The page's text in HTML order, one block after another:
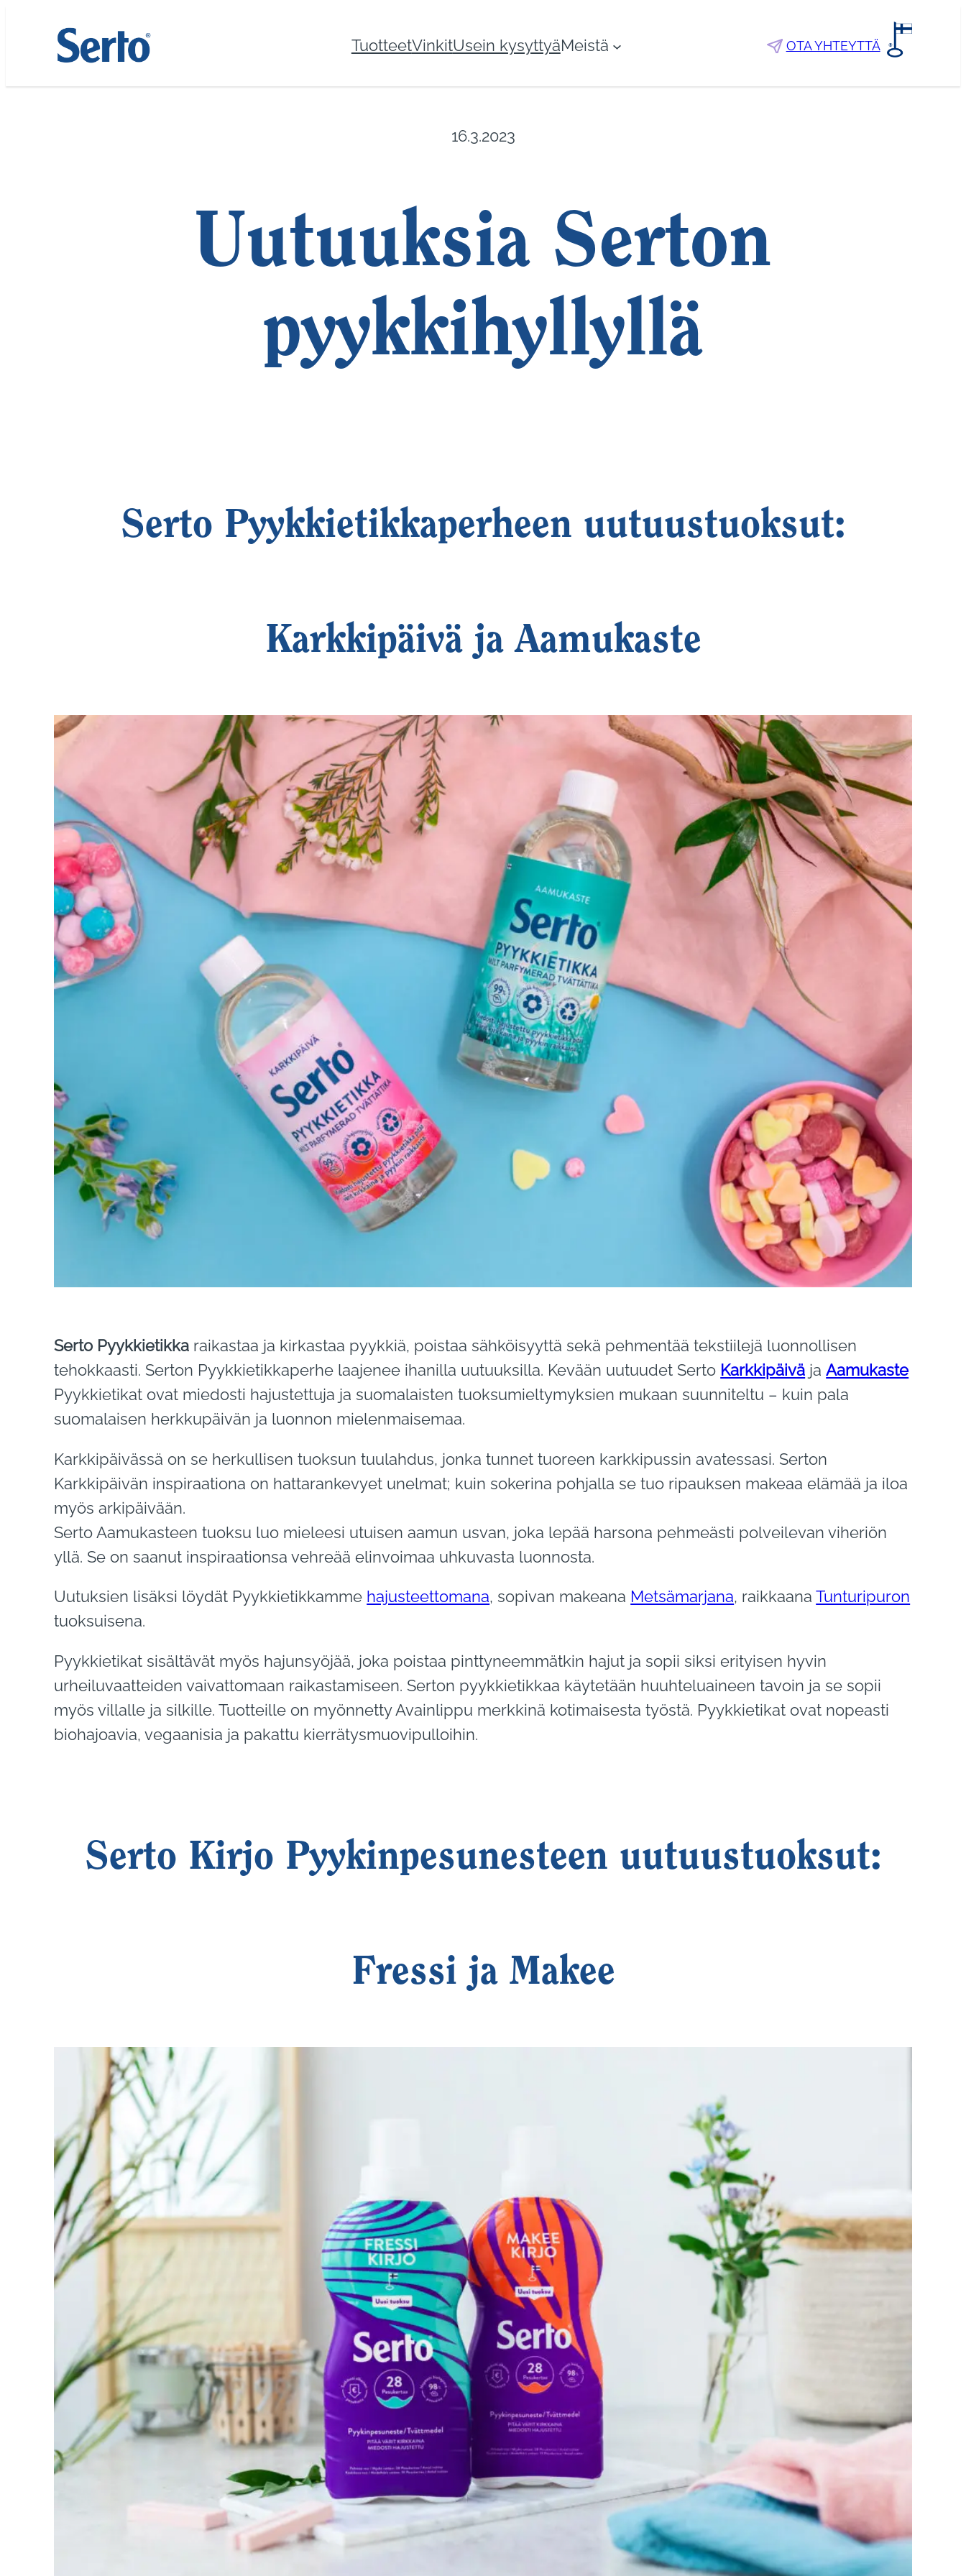
sisältöön
TuotteetVinkitUsein kysyttyäMeistä OTA YHTEYTTÄ
16.3.2023
Uutuuksia Serton
pyykkihyllyllä
Serto Pyykkietikkaperheen uutuustuoksut:
Karkkipäivä ja Aamukaste
Serto Pyykkietikka raikastaa ja kirkastaa pyykkiä, poistaa sähköisyyttä sekä pehmentää tekstiilejä luonnollisen
tehokkaasti. Serton Pyykkietikkaperhe laajenee ihanilla uutuuksilla. Kevään uutuudet Serto Karkkipäivä jaAamukaste
Pyykkietikat ovat miedosti hajustettuja ja suomalaisten tuoksumieltymyksien mukaan suunniteltu – kuin pala
suomalaisen herkkupäivän ja luonnon mielenmaisemaa.
Karkkipäivässä on se herkullisen tuoksun tuulahdus, jonka tunnet tuoreen karkkipussin avatessasi. Serton
Karkkipäivän inspiraationa on hattarankevyet unelmat; kuin sokerina pohjalla se tuo ripauksen makeaa elämää ja iloa
myös arkipäivään.
Serto Aamukasteen tuoksu luo mieleesi utuisen aamun usvan, joka lepää harsona pehmeästi polveilevan viheriön
yllä. Se on saanut inspiraationsa vehreää elinvoimaa uhkuvasta luonnosta.
Uutuksien lisäksi löydät Pyykkietikkamme hajusteettomana, sopivan makeana Metsämarjana, raikkaanaTunturipuron
tuoksuisena.
Pyykkietikat sisältävät myös hajunsyöjää, joka poistaa pinttyneemmätkin hajut ja sopii siksi erityisen hyvin
urheiluvaatteiden vaivattomaan raikastamiseen. Serton pyykkietikkaa käytetään huuhteluaineen tavoin ja se sopii
myös villalle ja silkille. Tuotteille on myönnetty Avainlippu merkkinä kotimaisesta työstä. Pyykkietikat ovat nopeasti
biohajoavia, vegaanisia ja pakattu kierrätysmuovipulloihin.
Serto Kirjo Pyykinpesunesteen uutuustuoksut:
Fressi ja Makee